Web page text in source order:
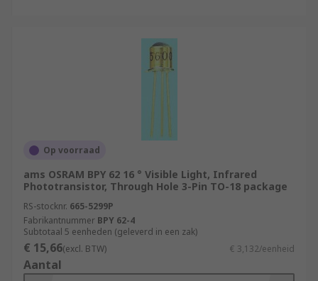
Op voorraad
ams OSRAM BPY 62 16 ° Visible Light, Infrared
Phototransistor, Through Hole 3-Pin TO-18 package
RS-stocknr. 665-5299P
Fabrikantnummer BPY 62-4
Subtotaal 5 eenheden (geleverd in een zak)
€ 15,66(excl. BTW) € 3,132/eenheid
Aantal